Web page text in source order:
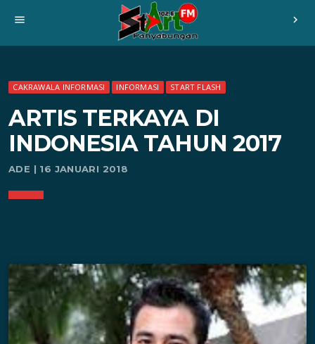
menu chevron_right
CAKRAWALA INFORMASI INFORMASI START FLASH
ARTIS TERKAYA DI
INDONESIA TAHUN 2017
ADE | 16 JANUARI 2018